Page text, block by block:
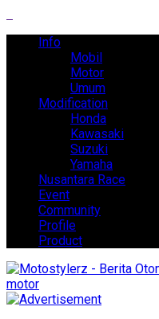
Info
Mobil
Motor
Umum
Modification
Honda
Kawasaki
Suzuki
Yamaha
Nusantara Race
Event
Community
Profile
Product